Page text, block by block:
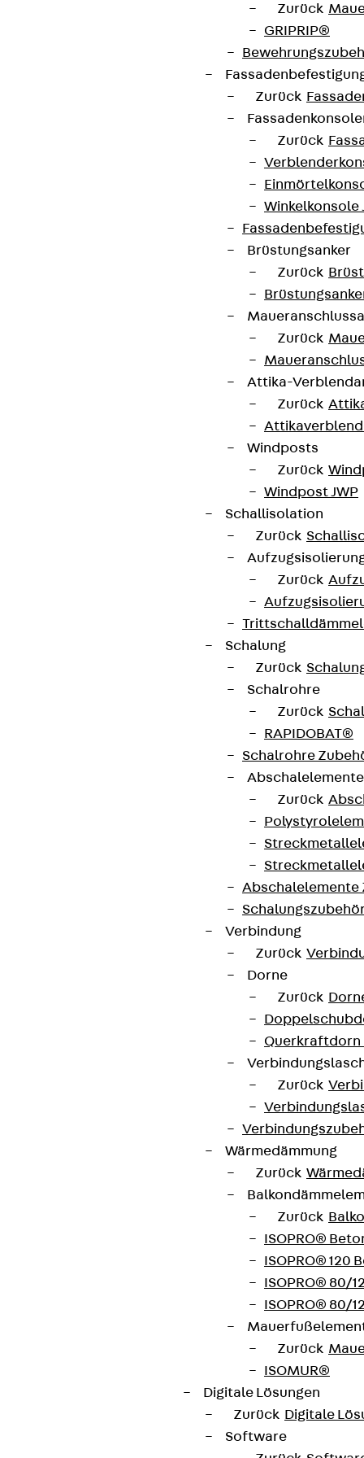
Zurück
GRIPRIP®
Zurück
Zurück
Winkelkonsole
Brüstungsanker
Zurück
Zurück
Attika-
Zurück
Windposts
Zurück
Windpost JWP
Schallisolation
Zurück
Zurück
Schalung
Zurück
Schalrohre
Zurück
RAPIDOBAT®
Schalrohre
Zurück
Abschalelemente
Verbindung
Zurück
Dorne
Zurück
Querkraftdorn
Zurück
Wärmedämmung
Zurück
Zurück
ISOPRO®
ISOPRO® 120
ISOPRO® 80/
ISOPRO® 80/
Zurück
ISOMUR®
Digitale Lösungen
Zurück Digitale
Software
Partner von Anfang bis Zukunft.